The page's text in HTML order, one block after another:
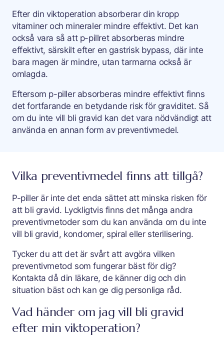
Efter din viktoperation absorberar din kropp
vitaminer och mineraler mindre effektivt. Det kan
också vara så att p-pillret absorberas mindre
effektivt, särskilt efter en gastrisk bypass, där inte
bara magen är mindre, utan tarmarna också är
omlagda.
Eftersom p-piller absorberas mindre effektivt finns
det fortfarande en betydande risk för graviditet. Så
om du inte vill bli gravid kan det vara nödvändigt att
använda en annan form av preventivmedel.
Vilka preventivmedel finns att tillgå?
P-piller är inte det enda sättet att minska risken för
att bli gravid. Lyckligtvis finns det många andra
preventivmetoder som du kan använda om du inte
vill bli gravid, kondomer, spiral eller sterilisering.
Tycker du att det är svårt att avgöra vilken
preventivmetod som fungerar bäst för dig?
Kontakta då din läkare, de känner dig och din
situation bäst och kan ge dig personliga råd.
Vad händer om jag vill bli gravid
efter min viktoperation?